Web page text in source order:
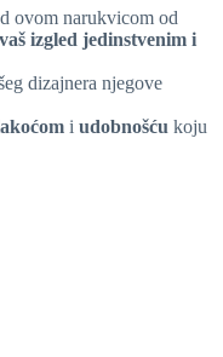
ovom narukvicom od
izgled jedinstvenim i
dizajnera njegove
i udobnošću koju